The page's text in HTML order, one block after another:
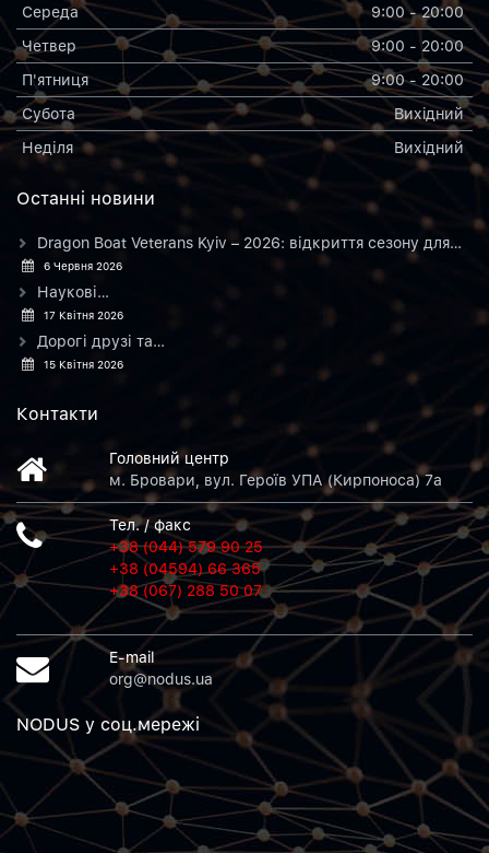
Середа
9:00 - 20:00
Четвер
9:00 - 20:00
П'ятниця
9:00 - 20:00
Субота
Вихiдний
Неділя
Вихiдний
Останнi новини
Dragon Boat Veterans Kyiv – 2026: відкриття сезону для…
6 Червня 2026
Наукові…
17 Квітня 2026
Дорогі друзі та…
15 Квітня 2026
Контакти
Головний центр
м. Бровари, вул. Героїв УПА (Кирпоноса) 7а
Тел. / факс
+38 (044) 579 90 25
+38 (04594) 66 365
+38 (067) 288 50 07
E-mail
org@nodus.ua
NODUS у соц.мережi